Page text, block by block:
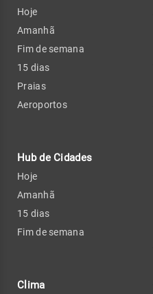
Hoje
Amanhã
Fim de semana
15 dias
Praias
Aeroportos
Hub de Cidades
Hoje
Amanhã
15 dias
Fim de semana
Clima